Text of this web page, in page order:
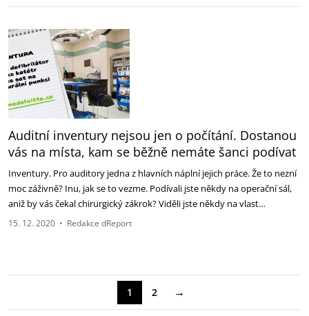
Auditní inventury nejsou jen o počítání. Dostanou
vás na místa, kam se běžně nemáte šanci podívat
Inventury. Pro auditory jedna z hlavních náplní jejich práce. Že to nezní
moc záživně? Inu, jak se to vezme. Podívali jste někdy na operační sál,
aniž by vás čekal chirurgický zákrok? Viděli jste někdy na vlast…
15. 12. 2020 • Redakce dReport
1 2 →